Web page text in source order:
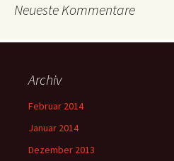
Neueste Kommentare
Archiv
Februar 2014
Januar 2014
Dezember 2013